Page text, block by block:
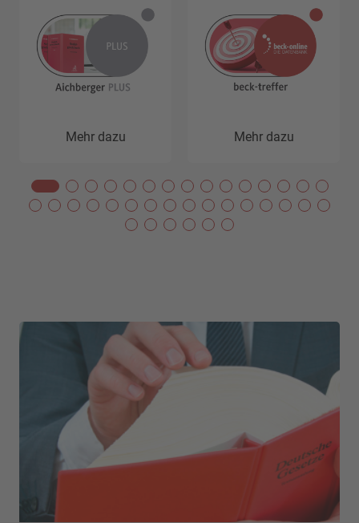
Mehr dazu Mehr dazu